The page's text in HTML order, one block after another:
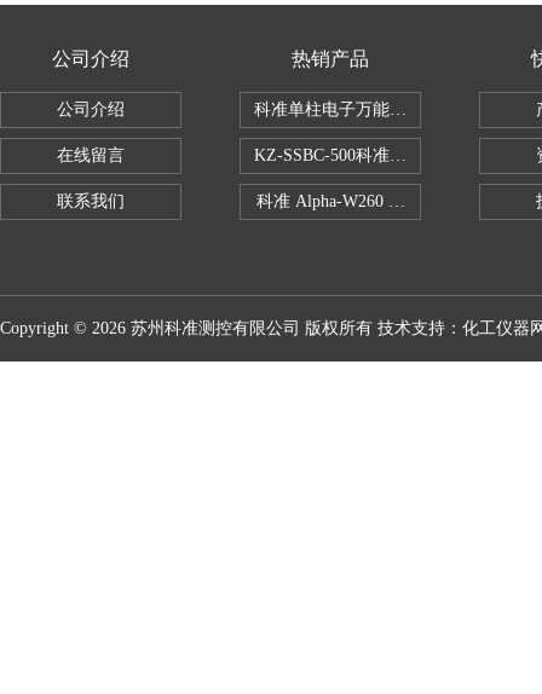
公司介绍
公司介绍
在线留言
联系我们
热销产品
科准单柱电子万能拉力机KZ-SSBC-500
KZ-SSBC-500科准单柱电子万能试验
科准 Alpha-W260 半导体全自动推拉
Copyright © 2026 苏州科准测控有限公司 版权所有 技术支持： 化工仪器